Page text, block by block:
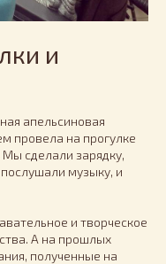
и
апельсиновая
провела на прогулке
сделали зарядку,
музыку, и
и творческое
А на прошлых
полученные на